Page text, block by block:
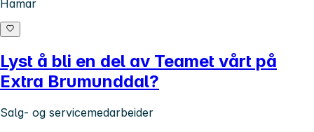
Hamar
Lyst å bli en del av Teamet vårt på
Extra Brumunddal?
Salg- og servicemedarbeider